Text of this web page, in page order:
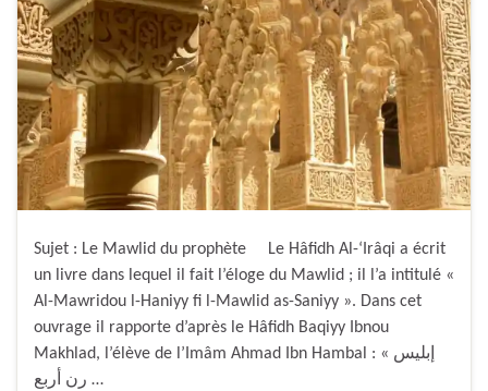
Sujet : Le Mawlid du prophète Le Hâfidh Al-‘Irâqi a écrit
un livre dans lequel il fait l’éloge du Mawlid ; il l’a intitulé «
Al-Mawridou l-Haniyy fi l-Mawlid as-Saniyy ». Dans cet
ouvrage il rapporte d’après le Hâfidh Baqiyy Ibnou
Makhlad, l’élève de l’Imâm Ahmad Ibn Hambal : « إبليس
رن أربع …